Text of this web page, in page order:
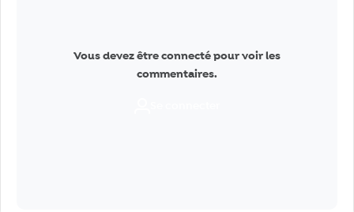
Vous devez être connecté pour voir les
commentaires.